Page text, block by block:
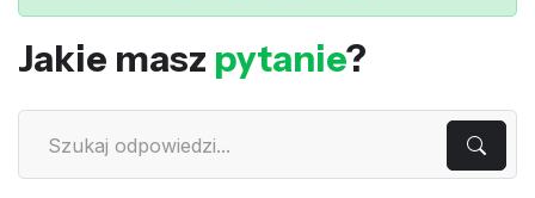
Jakie masz pytanie?